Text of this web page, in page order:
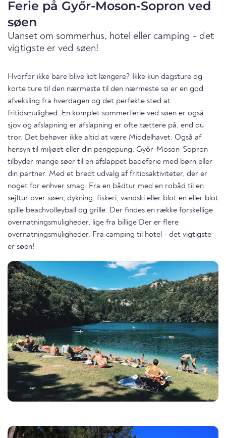
Ferie på Győr-Moson-Sopron ved
søen
Uanset om sommerhus, hotel eller camping - det
vigtigste er ved søen!
Hvorfor ikke bare blive lidt længere? Ikke kun dagsture og
korte ture til den nærmeste til den nærmeste sø er en god
afveksling fra hverdagen og det perfekte sted at
fritidsmulighed. En komplet sommerferie ved søen er også
sjov og afslapning er afslapning er ofte tættere på, end du
tror. Det behøver ikke altid at være Middelhavet. Også af
hensyn til miljøet eller din pengepung. Győr-Moson-Sopron
tilbyder mange søer til en afslappet badeferie med børn eller
din partner. Med et bredt udvalg af fritidsaktiviteter, der er
noget for enhver smag. Fra en bådtur med en robåd til en
sejltur over søen, dykning, fiskeri, vandski eller blot en eller blot
spille beachvolleyball og grille. Der findes en række forskellige
overnatningsmuligheder, lige fra billige Der er flere
overnatningsmuligheder. Fra camping til hotel - det vigtigste
er søen!